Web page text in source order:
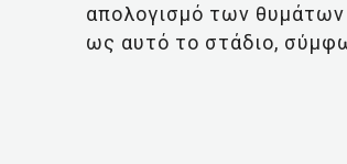
απολογισμό των
ως αυτό το στάδιο,